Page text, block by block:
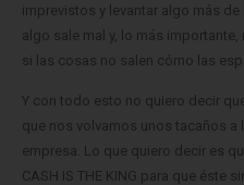
imprevistos y levantar algo más
algo sale mal y, lo más
si las cosas no salen cómo las
Y con todo esto no quiero decir
que nos volvamos unos tacaños a
empresa. Lo que quiero decir es
CASH IS THE KING para que éste